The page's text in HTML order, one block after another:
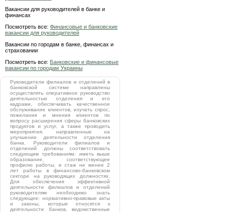
Вакансии для руководителей в банке и
финансах
Посмотреть все: Финансовые и банковские
вакансии для руководителей
Вакансии по городам в банке, финансах и
страховании
Посмотреть все: Банковские и финансовые
вакансии по городам Украины
Руководители филиалов и отделений в
банковской системе направлены
осуществлять оперативное руководство
деятельностью отделения и его
кадрами, обеспечивать качественное
обслуживание клиентов, изучать спрос,
пожелания и мнения клиентов по
вопросу расширения сферы банковских
продуктов и услуг, а также проводить
мероприятия, направленные на
улучшение деятельности отделения
банка. Руководители филиалов и
отделений должны соответствовать
следующим требованиям: иметь выше
образование, соответствующее
профилю работы, и стаж не менее 2
лет работы в финансово-банковском
секторе на руководящих должностях.
Для обеспечения эффективной
деятельности филиалов и отделений
руководителям необходимо знать
следующее: нормативно-правовые акты
и законы, которые относятся к
деятельности банков, ведомственные